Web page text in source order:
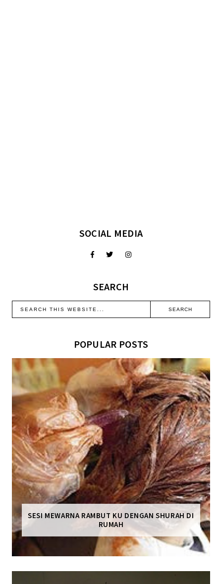
SOCIAL MEDIA
SEARCH
POPULAR POSTS
SESI MEWARNA RAMBUT KU DENGAN SHURAH DI
RUMAH